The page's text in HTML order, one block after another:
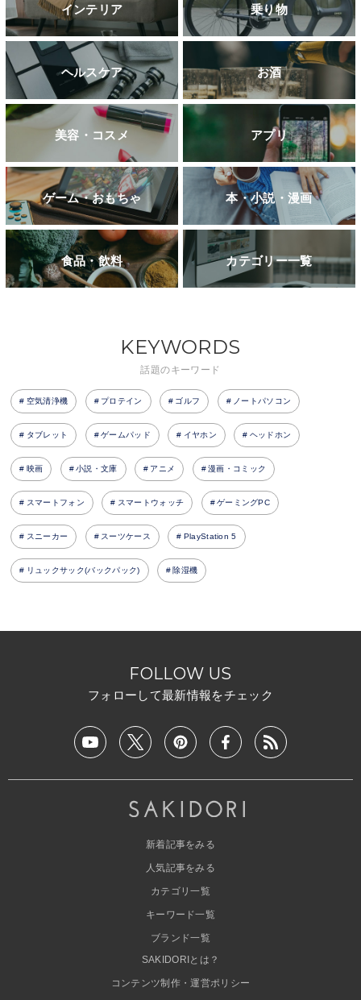
インテリア 乗り物
ヘルスケア お酒
美容・コスメ アプリ
ゲーム・おもちゃ 本・小説・漫画
食品・飲料 カテゴリー一覧
KEYWORDS
話題のキーワード
空気清浄機 プロテイン ゴルフ ノートパソコン
タブレット ゲームパッド イヤホン ヘッドホン
映画 小説・文庫 アニメ 漫画・コミック
スマートフォン スマートウォッチ ゲーミングPC
スニーカー スーツケース PlayStation 5
リュックサック(バックパック) 除湿機
FOLLOW US
フォローして最新情報をチェック
新着記事をみる
人気記事をみる
カテゴリ一覧
キーワード一覧
ブランド一覧
SAKIDORIとは？
コンテンツ制作・運営ポリシー